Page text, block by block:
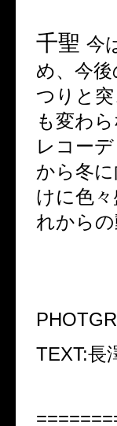
千聖 今
め、今
つりと突
も変わ
レコー
から冬に
けに色
れから
TEXT:長